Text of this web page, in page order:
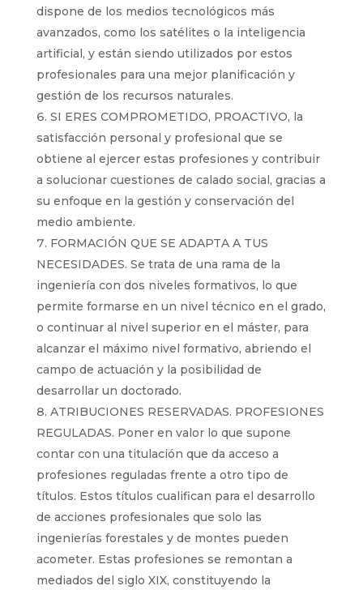
dispone de los medios tecnológicos más
avanzados, como los satélites o la inteligencia
artificial, y están siendo utilizados por estos
profesionales para una mejor planificación y
gestión de los recursos naturales.
SI ERES COMPROMETIDO, PROACTIVO, la
satisfacción personal y profesional que se
obtiene al ejercer estas profesiones y contribuir
a solucionar cuestiones de calado social, gracias a
su enfoque en la gestión y conservación del
medio ambiente.
FORMACIÓN QUE SE ADAPTA A TUS
NECESIDADES. Se trata de una rama de la
ingeniería con dos niveles formativos, lo que
permite formarse en un nivel técnico en el grado,
o continuar al nivel superior en el máster, para
alcanzar el máximo nivel formativo, abriendo el
campo de actuación y la posibilidad de
desarrollar un doctorado.
ATRIBUCIONES RESERVADAS. PROFESIONES
REGULADAS. Poner en valor lo que supone
contar con una titulación que da acceso a
profesiones reguladas frente a otro tipo de
títulos. Estos títulos cualifican para el desarrollo
de acciones profesionales que solo las
ingenierías forestales y de montes pueden
acometer. Estas profesiones se remontan a
mediados del siglo XIX, constituyendo la